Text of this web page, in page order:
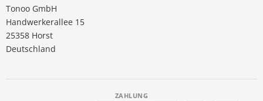
Tonoo GmbH
Handwerkerallee 15
25358 Horst
Deutschland
ZAHLUNG